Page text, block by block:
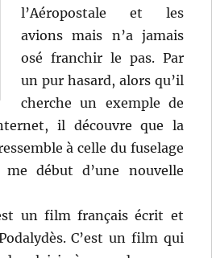
l’Aéropostale et les
avions mais n’a jamais
osé franchir le pas. Par
un pur hasard, alors qu’il
cherche un exemple de
il découvre que la
à celle du fuselage
me début d’une nouvelle
un film français écrit et
C’est un film qui